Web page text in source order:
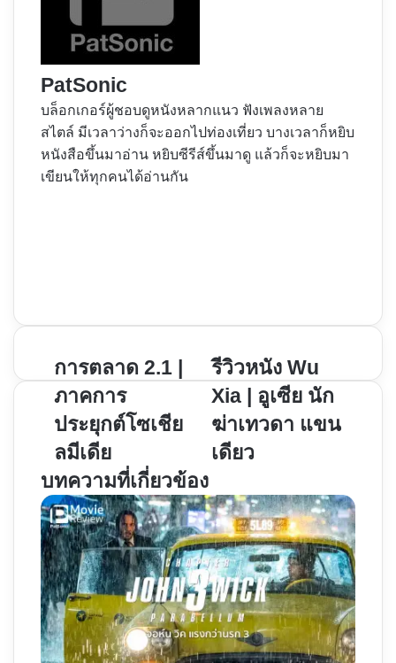
PatSonic
บล็อกเกอร์ผู้ชอบดูหนังหลากแนว ฟังเพลงหลาย
สไตล์ มีเวลาว่างก็จะออกไปท่องเที่ยว บางเวลาก็หยิบ
หนังสือขึ้นมาอ่าน หยิบซีรีส์ขึ้นมาดู แล้วก็จะหยิบมา
เขียนให้ทุกคนได้อ่านกัน
การ
ตลาด
2.1
ภาค
การ
ประยุกต์
โซ
เชีย
ลมี
เดีย
การตลาด 2.1 |
ภาคการ
ประยุกต์โซเชีย
ลมีเดีย
รีวิว
หนัง
Wu
Xia
|
เซีย
นัก
ฆ่า
เทวดา
แขน
เดียว
รีวิวหนัง Wu
Xia | อูเซีย นัก
ฆ่าเทวดา แขน
เดียว
บทความที่เกี่ยวข้อง